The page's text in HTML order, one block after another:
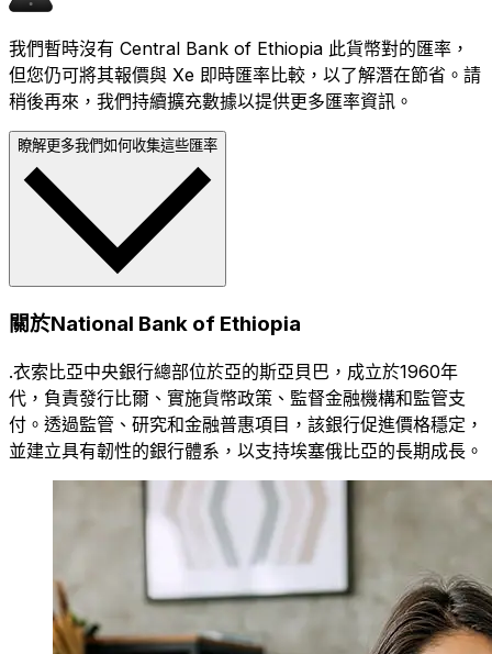
我們暫時沒有 Central Bank of Ethiopia 此貨幣對的匯率，
但您仍可將其報價與 Xe 即時匯率比較，以了解潛在節省。請
稍後再來，我們持續擴充數據以提供更多匯率資訊。
瞭解更多我們如何收集這些匯率
關於National Bank of Ethiopia
.衣索比亞中央銀行總部位於亞的斯亞貝巴，成立於1960年
代，負責發行比爾、實施貨幣政策、監督金融機構和監管支
付。透過監管、研究和金融普惠項目，該銀行促進價格穩定，
並建立具有韌性的銀行體系，以支持埃塞俄比亞的長期成長。